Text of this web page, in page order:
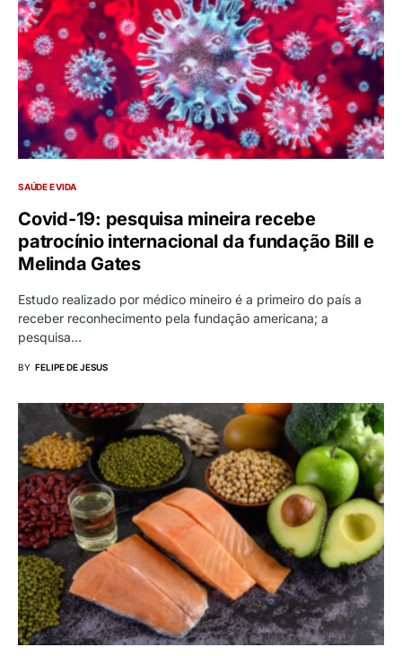
SAÚDE E VIDA
Covid-19: pesquisa mineira recebe
patrocínio internacional da fundação Bill e
Melinda Gates
Estudo realizado por médico mineiro é a primeiro do país a
receber reconhecimento pela fundação americana; a
pesquisa…
BY FELIPE DE JESUS